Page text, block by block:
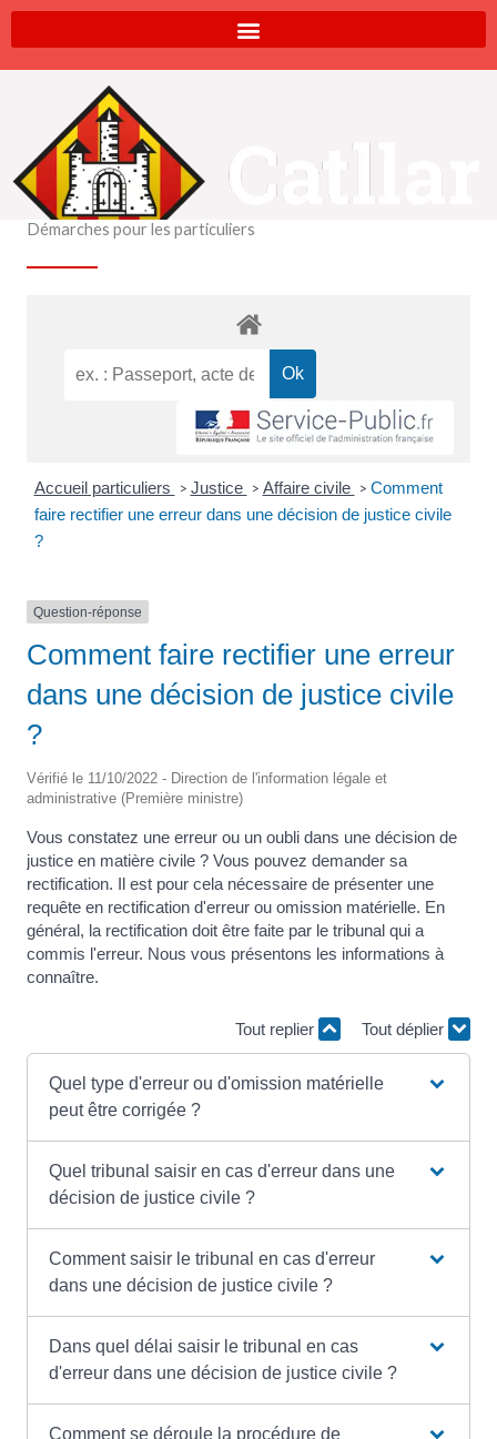
Aller
au
contenu
Démarches pour les particuliers
Accueil particuliers > Justice > Affaire civile > Comment
faire rectifier une erreur dans une décision de justice civile
?
Question-réponse
Comment faire rectifier une erreur
dans une décision de justice civile
?
Vérifié le 11/10/2022 - Direction de l'information légale et
administrative (Première ministre)
Vous constatez une erreur ou un oubli dans une décision de
justice en matière civile ? Vous pouvez demander sa
rectification. Il est pour cela nécessaire de présenter une
requête en rectification d'erreur ou omission matérielle. En
général, la rectification doit être faite par le tribunal qui a
commis l'erreur. Nous vous présentons les informations à
connaître.
Tout replier Tout déplier
Quel type d'erreur ou d'omission matérielle
peut être corrigée ?
Quel tribunal saisir en cas d'erreur dans une
décision de justice civile ?
Comment saisir le tribunal en cas d'erreur
dans une décision de justice civile ?
Dans quel délai saisir le tribunal en cas
d'erreur dans une décision de justice civile ?
Comment se déroule la procédure de